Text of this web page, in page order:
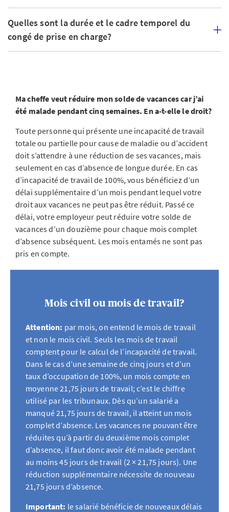
Quelles sont la durée et le cadre temporel du
congé de prise en charge?
Ma cheffe veut réduire mon solde de vacances car j’ai
été malade pendant cinq semaines. En a-t-elle le droit?
Toute personne qui présente une incapacité de travail
totale ou partielle pour cause de maladie ou d’accident
doit s’attendre à une réduction de ses vacances, mais
seulement en cas d’absence de longue durée. En cas
d’incapacité de travail de 100%, vous bénéficiez d’un
délai supplémentaire d’un mois pendant lequel votre
droit aux vacances ne peut pas être réduit. Passé ce
délai, votre employeur peut réduire votre solde de
vacances d’un douzième pour chaque mois complet
d’absence subséquent. Les mois entamés ne sont pas
pris en compte.
Mois civil ou mois de travail?
Attention: par mois, on entend le mois de travail
et non le mois civil. Seuls les mois de travail
comptent pour le calcul de l’incapacité de travail.
Dans le cas d’une semaine de cinq jours et d’un
taux d’occupation de 100%, un mois compte en
moyenne 21,75 jours de travail; c’est le chiffre
utilisé par les tribunaux. Dès qu’un salarié a
manqué 21,75 jours de travail, il atteint un mois
complet d’absence. Les vacances ne pouvant être
réduites qu’à partir du deuxième mois complet
d’absence, il faut donc avoir été malade pendant
au moins 45 jours de travail (2 × 21,75 jours). Une
réduction supplémentaire nécessite de nouveau
21,75 jours d’absence.
Important: le salarié bénéficie de nouveaux délais